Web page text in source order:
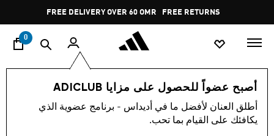
Pause
promotion
rotation
FREE DELIVERY OVER 60 OMR FREE RETURNS
0
أصبح عضواً للحصول على مزايا ADICLUB
أطلق العنان لأفضل ما في أديداس - برنامج عضوية الذي
يكافئك على القيام بما تحب.
الأطفال الملابس
MADE FOR THE FANS